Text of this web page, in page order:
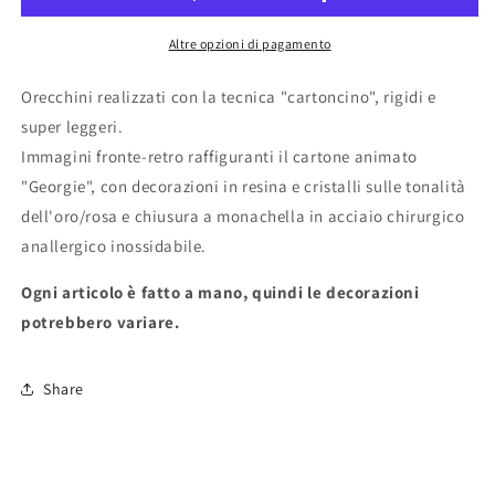
Altre opzioni di pagamento
Orecchini realizzati con la tecnica "cartoncino", rigidi e
super leggeri.
Immagini fronte-retro raffiguranti il cartone animato
"Georgie", con decorazioni in resina e cristalli sulle tonalità
dell'oro/rosa e chiusura a monachella in acciaio chirurgico
anallergico inossidabile.
Ogni articolo è fatto a mano, quindi le decorazioni
potrebbero variare.
Share